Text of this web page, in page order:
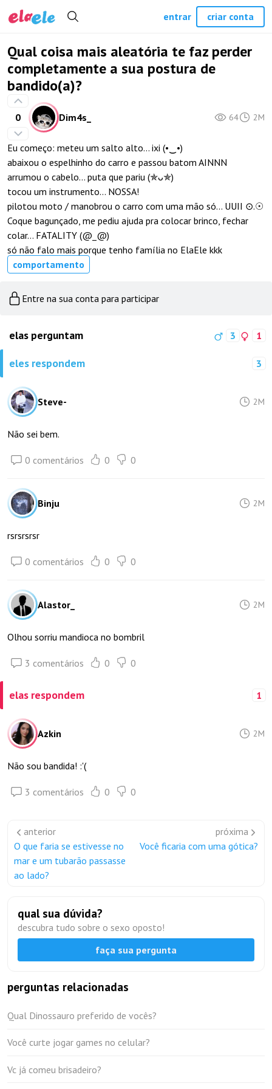
Qual coisa mais aleatória te faz perder
completamente a sua postura de
bandido(a)?
0 Dim4s_ 64 2M
Eu começo: meteu um salto alto… ixi (⁠•⁠‿⁠•⁠)
abaixou o espelhinho do carro e passou batom AINNN
arrumou o cabelo… puta que pariu (⁠✯⁠ᴗ⁠✯⁠)
tocou um instrumento… NOSSA!
pilotou moto / manobrou o carro com uma mão só... UUII ⊙⁠.⁠☉
Coque bagunçado, me pediu ajuda pra colocar brinco, fechar
colar… FATALITY (⁠@⁠_⁠@⁠)
só não falo mais porque tenho família no ElaEle kkk
comportamento
Entre na sua conta para participar
elas perguntam 3 1
eles respondem 3
Steve- 2M
Não sei bem.
0 comentários 0 0
Binju 2M
rsrsrsrsr
0 comentários 0 0
Alastor_ 2M
Olhou sorriu mandioca no bombril
3 comentários 0 0
elas respondem 1
Azkin 2M
Não sou bandida! :'(
3 comentários 0 0
anterior
O que faria se estivesse no
mar e um tubarão passasse
ao lado?
próxima
Você ficaria com uma gótica?
qual sua dúvida?
descubra tudo sobre o sexo oposto!
faça sua pergunta
perguntas relacionadas
Qual Dinossauro preferido de vocês?
Você curte jogar games no celular?
Vc já comeu brisadeiro?
entrar criar conta